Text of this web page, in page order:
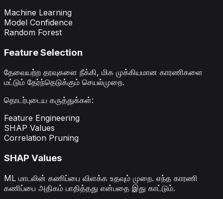
Machine Learning
Model Confidence
Random Forest
Feature Selection
தேவையற்ற தரவுகளை நீக்கி, மிக முக்கியமான காரணிகளை
மட்டும் தேர்ந்தெடுக்கும் செயல்முறை.
தொடர்புடைய கருத்துக்கள்:
Feature Engineering
SHAP Values
Correlation Pruning
SHAP Values
ML மாடலின் கணிப்பை விளக்க உதவும் முறை. எந்த காரணி
கணிப்பை அதிகம் பாதித்தது என்பதை இது காட்டும்.